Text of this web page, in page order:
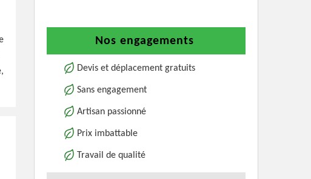
Nos engagements
Devis et déplacement gratuits
Sans engagement
Artisan passionné
Prix imbattable
Travail de qualité